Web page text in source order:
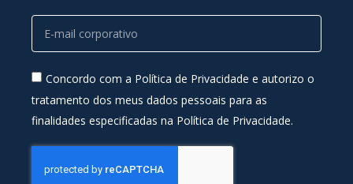
Concordo com a Política de Privacidade e autorizo o
tratamento dos meus dados pessoais para as
finalidades especificadas na Política de Privacidade.